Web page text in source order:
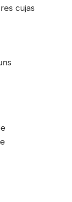
cujas